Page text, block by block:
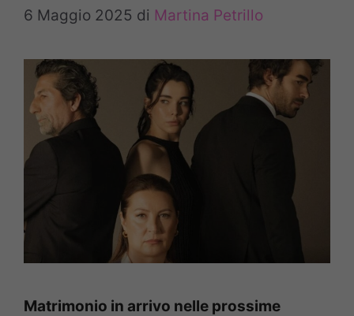
6 Maggio 2025 di Martina Petrillo
Matrimonio in arrivo nelle prossime